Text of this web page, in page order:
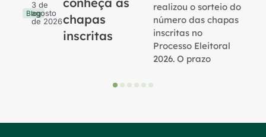
Blog
3 de
agosto
de 2026chapas
inscritas
realizou o sorteio do
número das chapas
inscritas no
Processo Eleitoral
2026. O prazo